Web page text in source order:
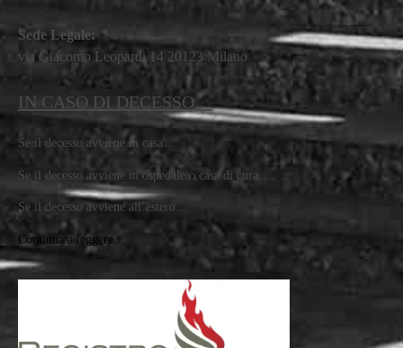
Sede Legale:
via Giacomo Leopardi 14 20123 Milano
IN CASO DI DECESSO…
Se il decesso avviene in casa…
Se il decesso avviene in ospedale o casa di cura…
Se il decesso avviene all’estero…
Continua a leggere…